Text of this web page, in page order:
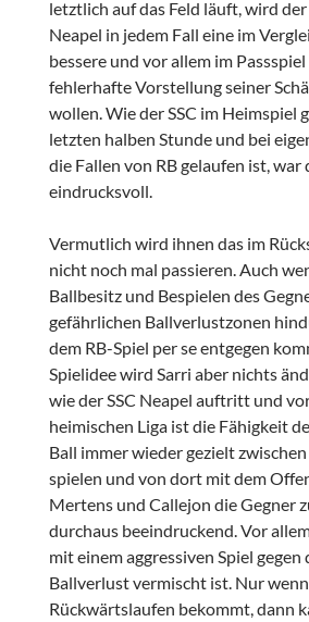
letztlich auf das Feld läuft, wird der
Neapel in jedem Fall eine im
bessere und vor allem im
fehlerhafte Vorstellung seiner
wollen. Wie der SSC im Heimspiel
letzten halben Stunde und bei
die Fallen von RB gelaufen ist, war
eindrucksvoll.
Vermutlich wird ihnen das im
nicht noch mal passieren. Auch
Ballbesitz und Bespielen des
gefährlichen Ballverlustzonen
dem RB-Spiel per se entgegen
Spielidee wird Sarri aber nichts
wie der SSC Neapel auftritt und
heimischen Liga ist die Fähigkeit
Ball immer wieder gezielt
spielen und von dort mit dem
Mertens und Callejon die Gegner
durchaus beeindruckend. Vor
mit einem aggressiven Spiel gegen
Ballverlust vermischt ist. Nur
Rückwärtslaufen bekommt, dann